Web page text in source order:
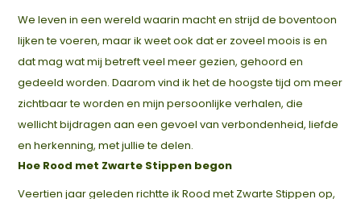
We leven in een wereld waarin macht en strijd de boventoon
lijken te voeren, maar ik weet ook dat er zoveel moois is en
dat mag wat mij betreft veel meer gezien, gehoord en
gedeeld worden. Daarom vind ik het de hoogste tijd om meer
zichtbaar te worden en mijn persoonlijke verhalen, die
wellicht bijdragen aan een gevoel van verbondenheid, liefde
en herkenning, met jullie te delen.
Hoe Rood met Zwarte Stippen begon
Veertien jaar geleden richtte ik Rood met Zwarte Stippen op,